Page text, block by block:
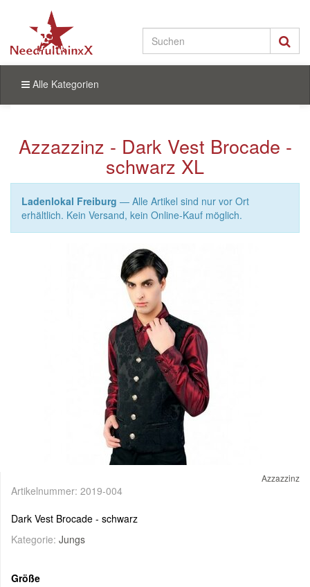
Alle Kategorien
Azzazzinz - Dark Vest Brocade -
schwarz XL
Ladenlokal Freiburg — Alle Artikel sind nur vor Ort
erhältlich. Kein Versand, kein Online-Kauf möglich.
Azzazzinz
Artikelnummer: 2019-004
Dark Vest Brocade - schwarz
Kategorie: Jungs
Größe